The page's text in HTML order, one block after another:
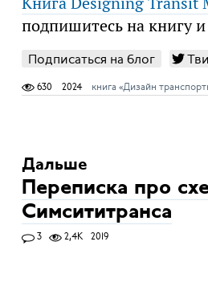
подпишитесь на книгу
Подписаться на блог
630 2024 книга «Дизайн
Дальше
Переписка про
Симсититранса
3 2,4K 2019